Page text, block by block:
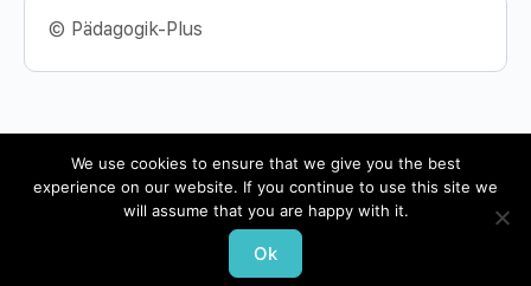
© Pädagogik-Plus
© 2026 - Pädagogik-Plus
Datenschutz
Impressum
We use cookies to ensure that we give you the best
experience on our website. If you continue to use this site we
will assume that you are happy with it.
Ok